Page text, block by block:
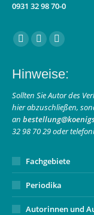
0931 32 98 70-0
Finden Sie uns auf:
Facebook
opens
in
new
window
Instagram
opens
in
new
window
E-
page
opens
in
new
window
Hinweise:
Sollten Sie Autor des
hier abzuschließen,
an
32 98 70 29 oder
Fachgebiete
Periodika
Autorinnen und